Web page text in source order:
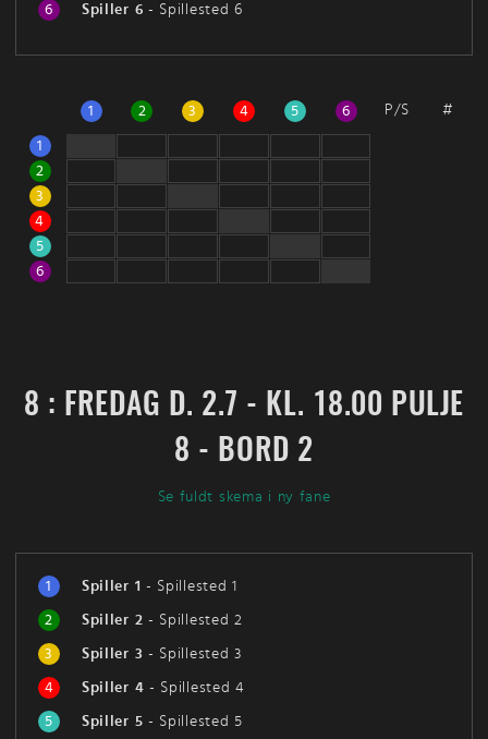
6 Spiller 6 - Spillested 6
1 2 3 4 5 6 P/S
#
1
2
3
4
5
6
8 : FREDAG D. 2.7 - KL. 18.00 PULJE
8 - BORD 2
Se fuldt skema i ny fane
1 Spiller 1 - Spillested 1
2
Spiller 2 - Spillested 2
3
Spiller 3 - Spillested 3
4
Spiller 4 - Spillested 4
5
Spiller 5 - Spillested 5